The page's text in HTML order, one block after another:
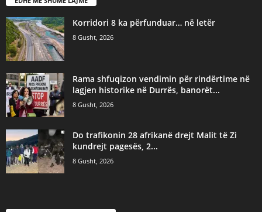
Korridori 8 ka përfunduar… në letër
8 Gusht, 2026
Rama shfuqizon vendimin për rindërtime në
lagjen historike në Durrës, banorët...
8 Gusht, 2026
Do trafikonin 28 afrikanë drejt Malit të Zi
kundrejt pagesës, 2...
8 Gusht, 2026